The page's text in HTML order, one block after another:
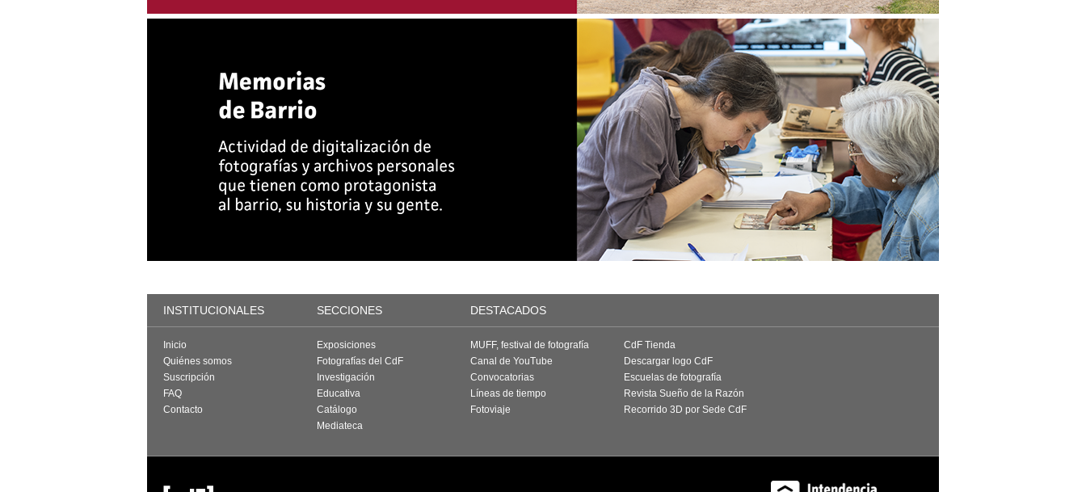
INSTITUCIONALES SECCIONES DESTACADOS
Inicio
Quiénes somos
Suscripción
FAQ
Contacto
Exposiciones
Fotografías del CdF
Investigación
Educativa
Catálogo
Mediateca
MUFF, festival de fotografía
Canal de YouTube
Convocatorias
Líneas de tiempo
Fotoviaje
CdF Tienda
Descargar logo CdF
Escuelas de fotografía
Revista Sueño de la Razón
Recorrido 3D por Sede CdF